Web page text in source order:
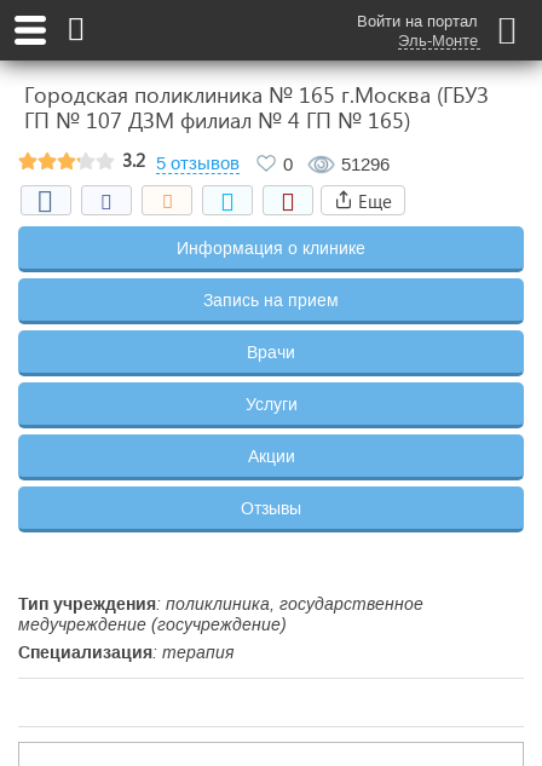
Войти на портал
Эль-Монте
Городская поликлиника № 165 г.Москва (ГБУЗ
ГП № 107 ДЗМ филиал № 4 ГП № 165)
3.2 5 отзывов 0 51296
Еще
Информация о клинике
Запись на прием
Врачи
Услуги
Акции
Отзывы
Тип учреждения: поликлиника, государственное
медучреждение (госучреждение)
Специализация: терапия